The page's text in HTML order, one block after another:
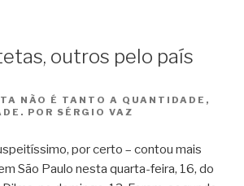
outros pelo país
NÃO É TANTO A QUANTIDADE,
POR SÉRGIO VAZ
por certo – contou mais
São Paulo nesta quarta-feira, 16, do